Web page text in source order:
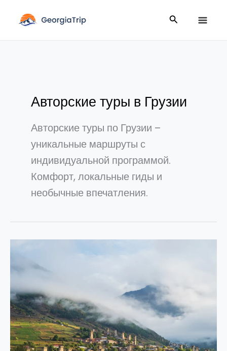
Поиск
Авторские туры в Грузии
Авторские туры по Грузии –
уникальные маршруты с
индивидуальной программой.
Комфорт, локальные гиды и
необычные впечатления.
Тестовая
5